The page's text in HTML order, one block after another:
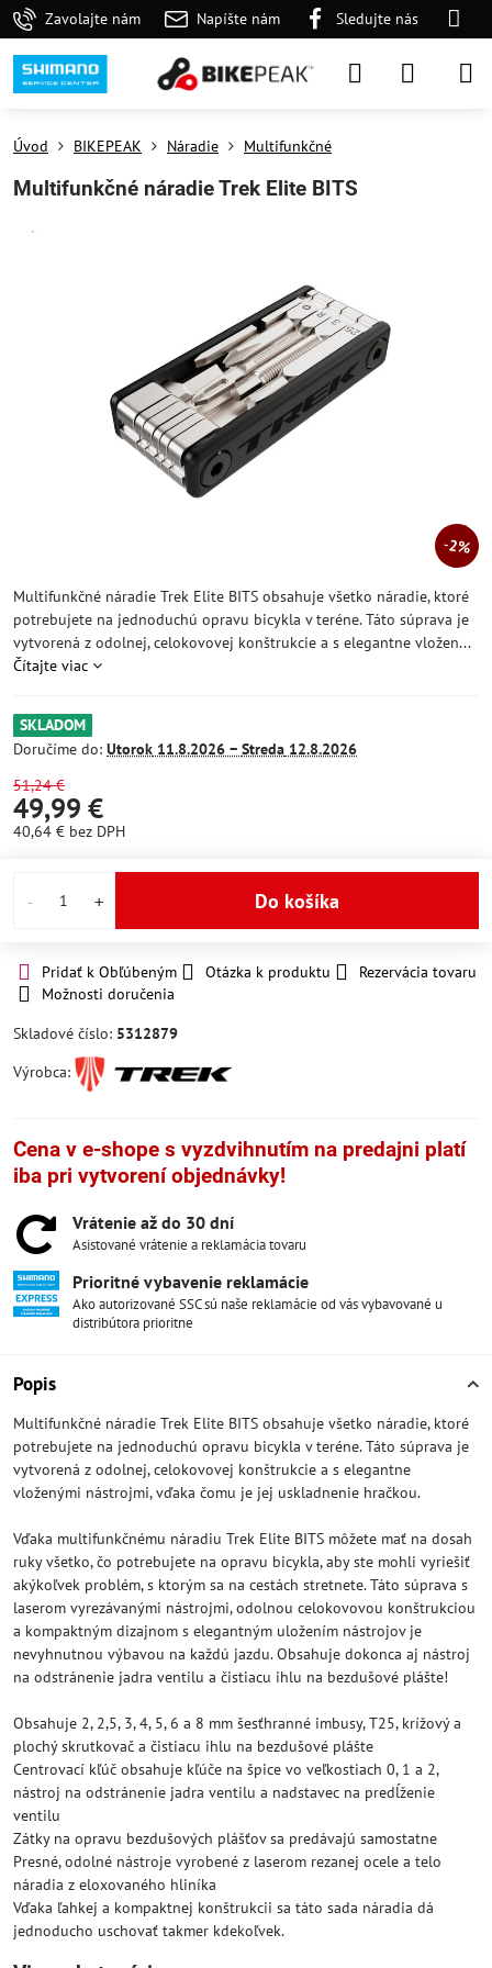
Zavolajte nám Napíšte nám Sledujte nás
2%
Úvod BIKEPEAK Náradie Multifunkčné
Multifunkčné náradie Trek Elite BITS
Multifunkčné náradie Trek Elite BITS obsahuje všetko náradie, ktoré
potrebujete na jednoduchú opravu bicykla v teréne. Táto súprava je
vytvorená z odolnej, celokovovej konštrukcie a s elegantne vložen...
Čítajte viac
SKLADOM
Doručíme do: Utorok 11.8.2026 − Streda 12.8.2026
51,24 €
49,99 €
40,64 € bez DPH
Do košíka
Pridať k Obľúbeným Otázka k produktu
Rezervácia tovaru
Možnosti doručenia
Skladové číslo: 5312879
Výrobca:
Cena v e-shope s vyzdvihnutím na predajni platí
iba pri vytvorení objednávky!
Vrátenie až do 30 dní
Asistované vrátenie a reklamácia tovaru
Prioritné vybavenie reklamácie
Ako autorizované SSC sú naše reklamácie od vás vybavované u
distribútora prioritne
Popis
Multifunkčné náradie Trek Elite BITS obsahuje všetko náradie, ktoré
potrebujete na jednoduchú opravu bicykla v teréne. Táto súprava je
vytvorená z odolnej, celokovovej konštrukcie a s elegantne
vloženými nástrojmi, vďaka čomu je jej uskladnenie hračkou.
Vďaka multifunkčnému náradiu Trek Elite BITS môžete mať na dosah
ruky všetko, čo potrebujete na opravu bicykla, aby ste mohli vyriešiť
akýkoľvek problém, s ktorým sa na cestách stretnete. Táto súprava s
laserom vyrezávanými nástrojmi, odolnou celokovovou konštrukciou
a kompaktným dizajnom s elegantným uložením nástrojov je
nevyhnutnou výbavou na každú jazdu. Obsahuje dokonca aj nástroj
na odstránenie jadra ventilu a čistiacu ihlu na bezdušové plášte!
Obsahuje 2, 2,5, 3, 4, 5, 6 a 8 mm šesťhranné imbusy, T25, krížový a
plochý skrutkovač a čistiacu ihlu na bezdušové plášte
Centrovací kľúč obsahuje kľúče na špice vo veľkostiach 0, 1 a 2,
nástroj na odstránenie jadra ventilu a nadstavec na predĺženie
ventilu
Zátky na opravu bezdušových plášťov sa predávajú samostatne
Presné, odolné nástroje vyrobené z laserom rezanej ocele a telo
náradia z eloxovaného hliníka
Vďaka ľahkej a kompaktnej konštrukcii sa táto sada náradia dá
jednoducho uschovať takmer kdekoľvek.